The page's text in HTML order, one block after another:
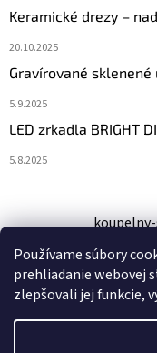
Používame súbory
prehliadanie webovej
zlepšovali jej funkcie,
Keramické drezy –
20.10.2025
Gravírované sklenené
5.9.2025
LED zrkadla BRIGHT
5.8.2025